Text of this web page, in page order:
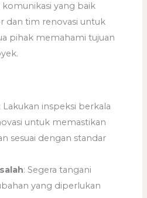
komunikasi yang baik
dan tim renovasi untuk
pihak memahami tujuan
: Lakukan inspeksi berkala
untuk memastikan
sesuai dengan standar
: Segera tangani
yang diperlukan